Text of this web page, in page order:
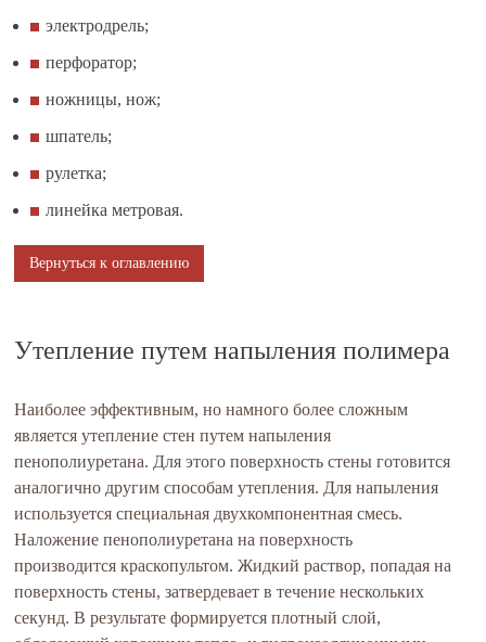
электродрель;
перфоратор;
ножницы, нож;
шпатель;
рулетка;
линейка метровая.
Вернуться к оглавлению
Утепление путем напыления полимера
Наиболее эффективным, но намного более сложным
является утепление стен путем напыления
пенополиуретана. Для этого поверхность стены готовится
аналогично другим способам утепления. Для напыления
используется специальная двухкомпонентная смесь.
Наложение пенополиуретана на поверхность
производится краскопультом. Жидкий раствор, попадая на
поверхность стены, затвердевает в течение нескольких
секунд. В результате формируется плотный слой,